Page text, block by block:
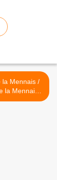
la Mennais /
la Mennais -
sculpteur Xavier Tanguy >